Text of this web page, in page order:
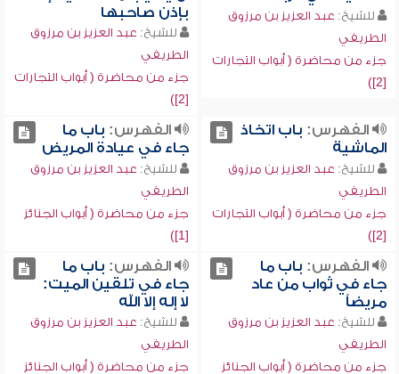
للشيخ: عبد العزيز بن مرزوق
الطريفي
جزء من محاضرة ( أبواب التجارات
[2])
بإذن صاحبها
للشيخ: عبد العزيز بن مرزوق
الطريفي
جزء من محاضرة ( أبواب التجارات
[2])
الفهرس: باب اتخاذ
الماشية
للشيخ: عبد العزيز بن مرزوق
الطريفي
جزء من محاضرة ( أبواب التجارات
[2])
الفهرس: باب ما
جاء في عيادة المريض
للشيخ: عبد العزيز بن مرزوق
الطريفي
جزء من محاضرة ( أبواب الجنائز
[1])
الفهرس: باب ما
جاء في ثواب من عاد
مريضاً
للشيخ: عبد العزيز بن مرزوق
الطريفي
جزء من محاضرة ( أبواب الجنائز
الفهرس: باب ما
جاء في تلقين الميت:
لا إله إلا الله
للشيخ: عبد العزيز بن مرزوق
الطريفي
جزء من محاضرة ( أبواب الجنائز